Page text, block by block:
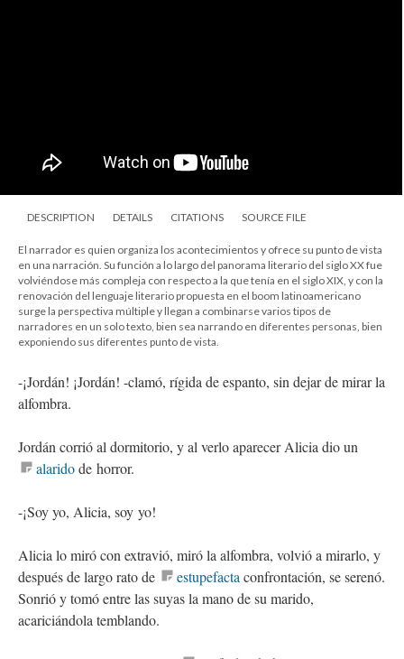
DESCRIPTION DETAILS CITATIONS SOURCE FILE
El narrador es quien organiza los acontecimientos y ofrece su punto de vista
en una narración. Su función a lo largo del panorama literario del siglo XX fue
volviéndose más compleja con respecto a la que tenía en el siglo XIX, y con la
renovación del lenguaje literario propuesta en el boom latinoamericano
surge la perspectiva múltiple y llegan a combinarse varios tipos de
narradores en un solo texto, bien sea narrando en diferentes personas, bien
exponiendo sus diferentes punto de vista.
-¡Jordán! ¡Jordán! -clamó, rígida de espanto, sin dejar de mirar la
alfombra.
Jordán corrió al dormitorio, y al verlo aparecer Alicia dio un
alaridode horror.
-¡Soy yo, Alicia, soy yo!
Alicia lo miró con extravió, miró la alfombra, volvió a mirarlo, y
después de largo rato de
estupefactaconfrontación, se serenó.
Sonrió y tomó entre las suyas la mano de su marido,
acariciándola temblando.